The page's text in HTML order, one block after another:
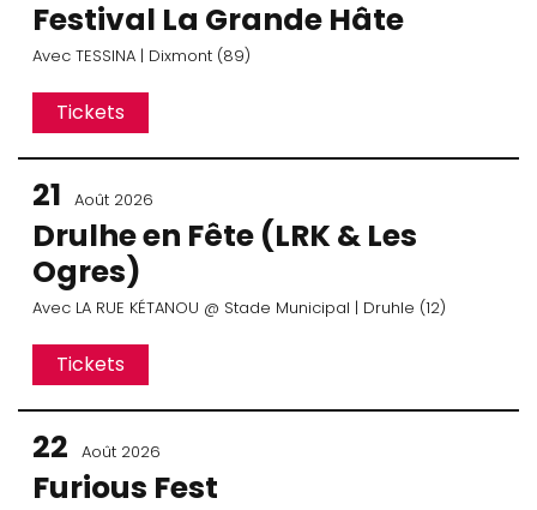
Festival La Grande Hâte
Avec TESSINA | Dixmont (89)
Tickets
21 Août 2026
Drulhe en Fête (LRK & Les
Ogres)
Avec LA RUE KÉTANOU @ Stade Municipal | Druhle (12)
Tickets
22 Août 2026
Furious Fest